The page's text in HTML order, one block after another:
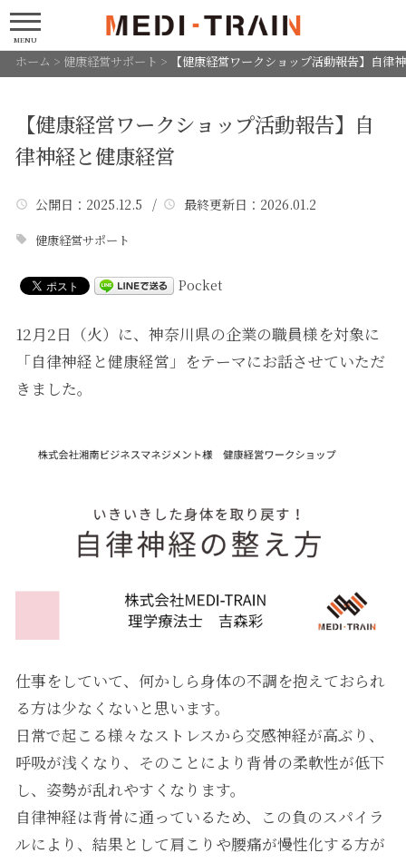
MENU
ホーム > 健康経営サポート > 【健康経営ワークショップ活動報告】自律
【健康経営ワークショップ活動報告】自
律神経と健康経営
公開日 ：2025.12.5 / 最終更新日 ：2026.01.2
健康経営サポート
Pocket
12月2日（火）に、神奈川県の企業の職員様を対象に
「自律神経と健康経営」をテーマにお話させていただ
きました。
仕事をしていて、何かしら身体の不調を抱えておられ
る方は少なくないと思います。
日常で起こる様々なストレスから交感神経が高ぶり、
呼吸が浅くなり、そのことにより背骨の柔軟性が低下
し、姿勢が乱れやすくなります。
自律神経は背骨に通っているため、この負のスパイラ
ルにより、結果として肩こりや腰痛が慢性化する方が